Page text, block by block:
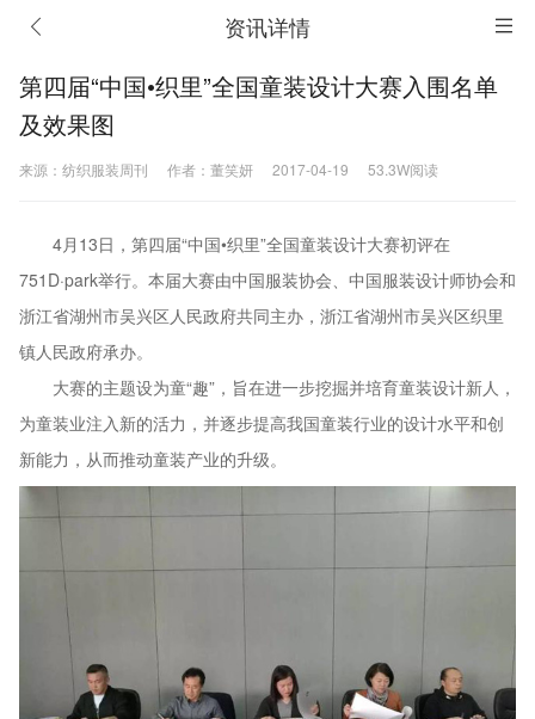
资讯详情
第四届“中国•织里”全国童装设计大赛入围名单
及效果图
来源：纺织服装周刊 作者：董笑妍 2017-04-19 53.3W阅读
4月13日，第四届“中国•织里”全国童装设计大赛初评在
751D·park举行。本届大赛由中国服装协会、中国服装设计师协会和
浙江省湖州市吴兴区人民政府共同主办，浙江省湖州市吴兴区织里
镇人民政府承办。
大赛的主题设为童“趣”，旨在进一步挖掘并培育童装设计新人，
为童装业注入新的活力，并逐步提高我国童装行业的设计水平和创
新能力，从而推动童装产业的升级。